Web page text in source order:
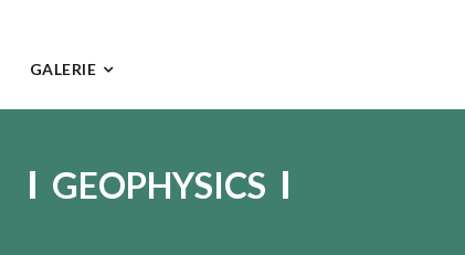
GALERIE
GEOPHYSICS